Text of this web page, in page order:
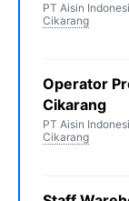
PT Aisin
Cikarang
Operator
Cikarang
PT Aisin
Cikarang